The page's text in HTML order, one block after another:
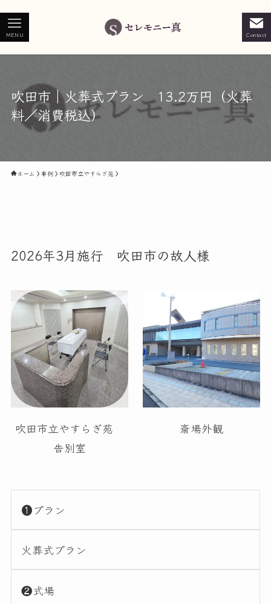
Contact
MENU
吹田市｜火葬式プラン 13.2万円（火葬
料／消費税込）
ホーム 事例 吹田市立やすらぎ苑
2026年3月施行 吹田市の故人様
吹田市立やすらぎ苑
告別室
斎場外観
❶プラン
火葬式プラン
❷式場